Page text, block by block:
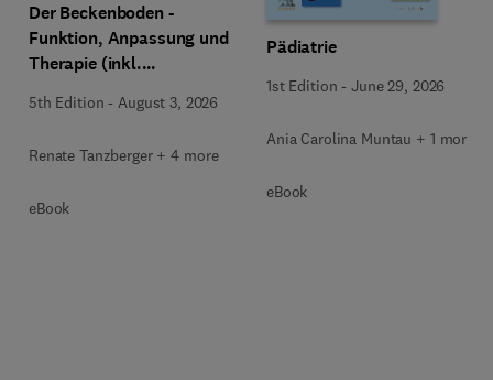
Der Beckenboden -
Funktion, Anpassung und
Therapie (inkl.
Download)
5th Edition -August 3, 2026
Renate Tanzberger + 4 more
eBook
Pädiatrie
1st Edition -June 29, 2026
Ania Carolina Muntau + 1 more
eBook